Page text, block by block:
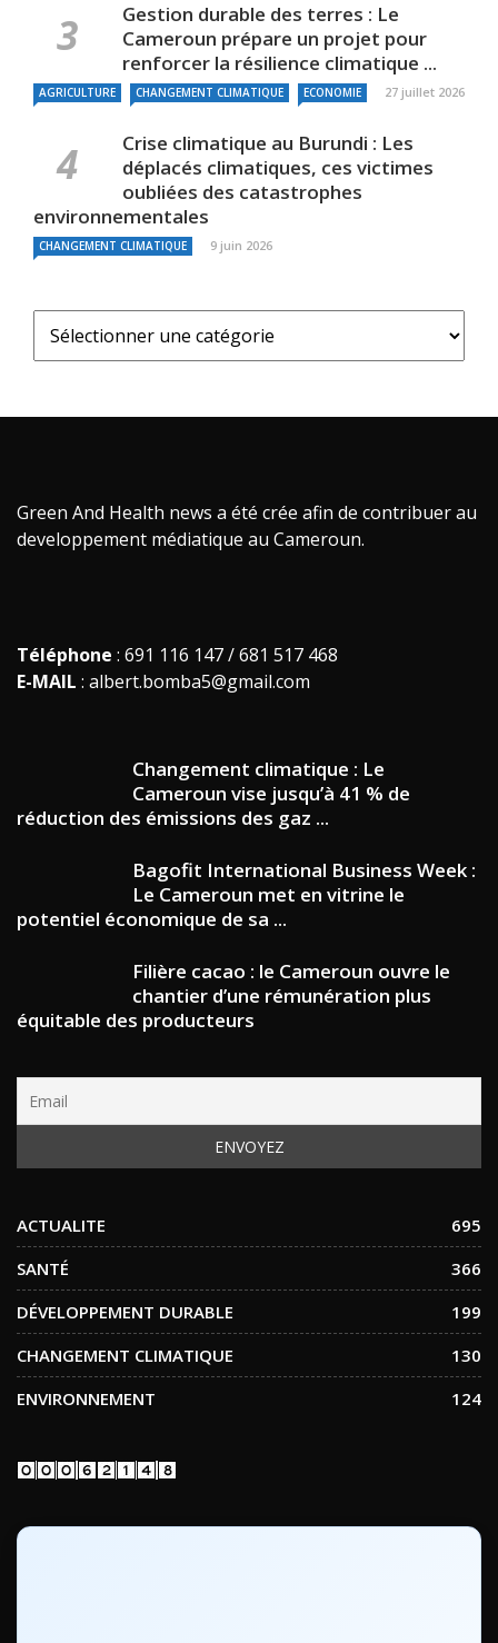
Gestion durable des terres : Le
Cameroun prépare un projet pour
renforcer la résilience climatique ...
AGRICULTURE CHANGEMENT CLIMATIQUE ECONOMIE 27 juillet 2026
Crise climatique au Burundi : Les
déplacés climatiques, ces victimes
oubliées des catastrophes
environnementales
CHANGEMENT CLIMATIQUE 9 juin 2026
Green And Health news a été crée afin de contribuer au
developpement médiatique au Cameroun.
Téléphone : 691 116 147 / 681 517 468
E-MAIL : albert.bomba5@gmail.com
Changement climatique : Le
Cameroun vise jusqu’à 41 % de
réduction des émissions des gaz ...
Bagofit International Business Week :
Le Cameroun met en vitrine le
potentiel économique de sa ...
Filière cacao : le Cameroun ouvre le
chantier d’une rémunération plus
équitable des producteurs
ACTUALITE
695
SANTÉ
366
DÉVELOPPEMENT DURABLE
199
CHANGEMENT CLIMATIQUE
130
ENVIRONNEMENT
124